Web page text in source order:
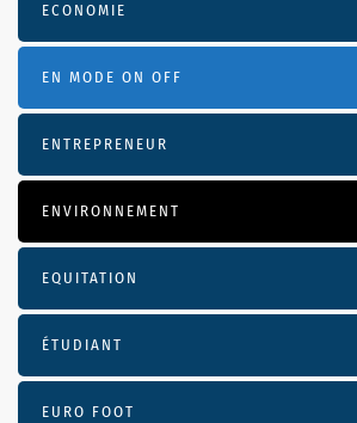
ECONOMIE
EN MODE ON OFF
ENTREPRENEUR
ENVIRONNEMENT
EQUITATION
ÉTUDIANT
EURO FOOT